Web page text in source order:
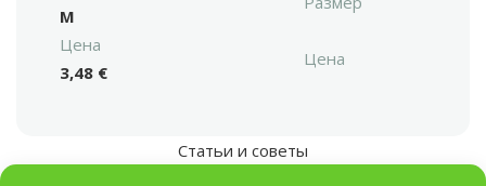
M
Цена
3,48 €
Цена
Статьи и советы